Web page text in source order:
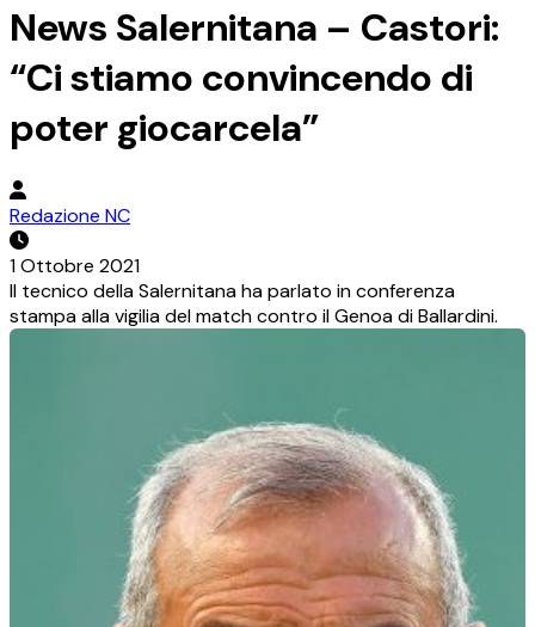
News Salernitana – Castori:
“Ci stiamo convincendo di
poter giocarcela”
Redazione NC
1 Ottobre 2021
Il tecnico della Salernitana ha parlato in conferenza
stampa alla vigilia del match contro il Genoa di Ballardini.